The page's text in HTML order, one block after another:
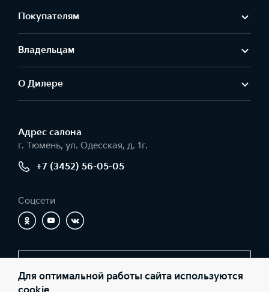
Покупателям
Владельцам
О Дилере
Адрес салонa
г. Тюмень, ул. Одесская, д. 1г.
+7 (3452) 56-05-05
Соцсети
Для оптимальной работы сайта используются